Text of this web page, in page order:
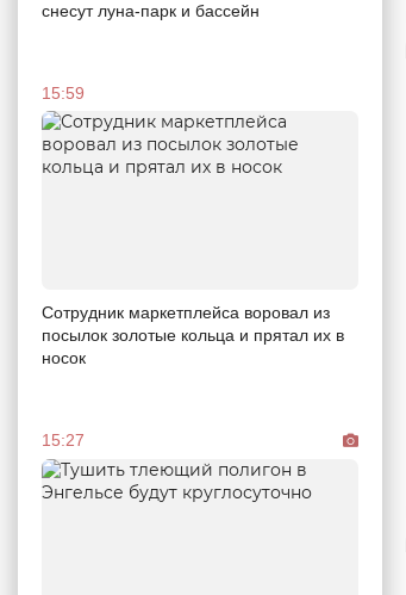
снесут луна-парк и бассейн
15:59
Сотрудник маркетплейса воровал из
посылок золотые кольца и прятал их в
носок
15:27